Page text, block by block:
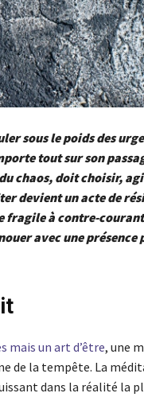
sous le poids des
tout sur son
chaos, doit choisir,
devient un acte de
à contre-
avec une présence
mais un art d’être, une
de la tempête. La
dans la réalité la